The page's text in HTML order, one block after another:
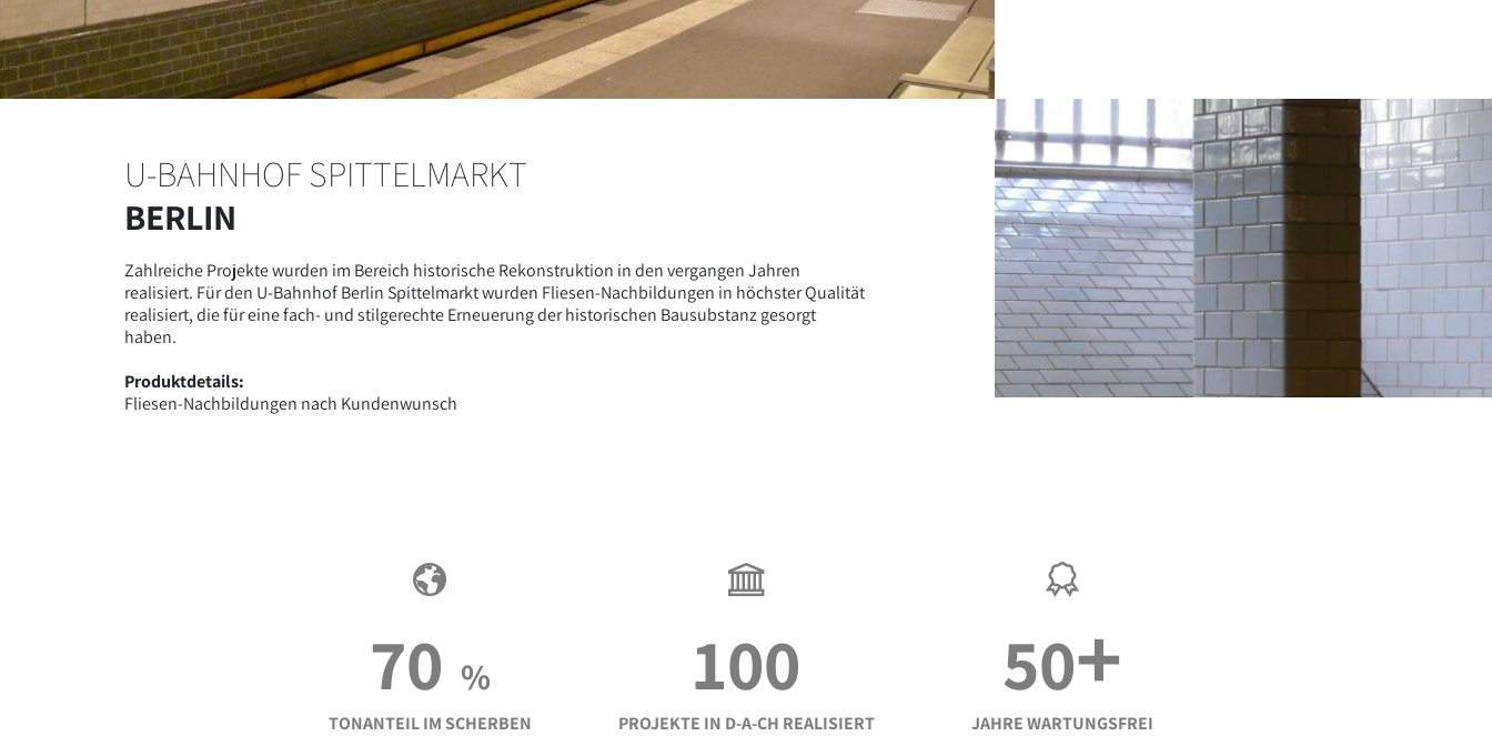
U-BAHNHOF SPITTELMARKT
BERLIN
Zahlreiche Projekte wurden im Bereich historische Rekonstruktion in den vergangen Jahren
realisiert. Für den U-Bahnhof Berlin Spittelmarkt wurden Fliesen-Nachbildungen in höchster Qualität
realisiert, die für eine fach- und stilgerechte Erneuerung der historischen Bausubstanz gesorgt
haben.
Produktdetails:
Fliesen-Nachbildungen nach Kundenwunsch
70 %
TONANTEIL IM SCHERBEN
100
PROJEKTE IN D-A-CH REALISIERT
50+
JAHRE WARTUNGSFREI